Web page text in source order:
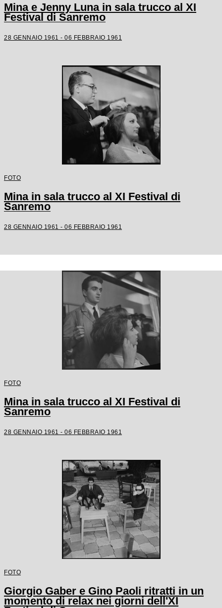
Mina e Jenny Luna in sala trucco al XI
Festival di Sanremo
28 GENNAIO 1961 - 06 FEBBRAIO 1961
FOTO
Mina in sala trucco al XI Festival di
Sanremo
28 GENNAIO 1961 - 06 FEBBRAIO 1961
FOTO
Mina in sala trucco al XI Festival di
Sanremo
28 GENNAIO 1961 - 06 FEBBRAIO 1961
FOTO
Giorgio Gaber e Gino Paoli ritratti in un
momento di relax nei giorni dell'XI